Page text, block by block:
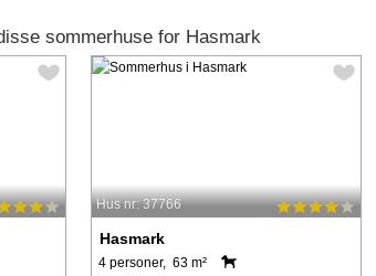
sommerhuse for Hasmark
Hus nr: 37766
Hasmark
4 personer, 63 m²